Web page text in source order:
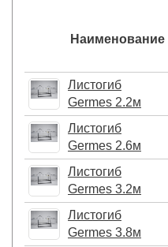
Наименование
Листогиб
Germes 2.2м
Листогиб
Germes 2.6м
Листогиб
Germes 3.2м
Листогиб
Germes 3.8м